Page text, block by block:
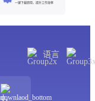
一键下载即用，提升工作效率
语言